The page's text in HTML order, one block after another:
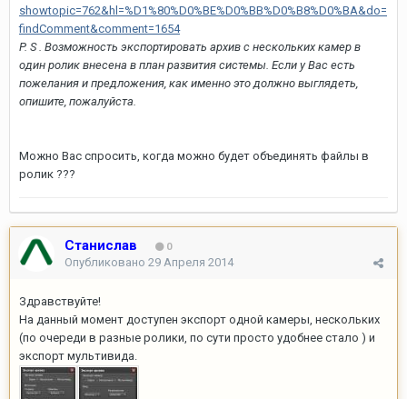
showtopic=762&hl=%D1%80%D0%BE%D0%BB%D0%B8%D0%BA&do=
findComment&comment=1654
P. S . Возможность экспортировать архив с нескольких камер в
один ролик внесена в план развития системы. Если у Вас есть
пожелания и предложения, как именно это должно выглядеть,
опишите, пожалуйста.
Можно Вас спросить, когда можно будет объединять файлы в
ролик ???
Станислав 0
Опубликовано 29 Апреля 2014
Здравствуйте!
На данный момент доступен экспорт одной камеры, нескольких
(по очереди в разные ролики, по сути просто удобнее стало ) и
экспорт мультивида.